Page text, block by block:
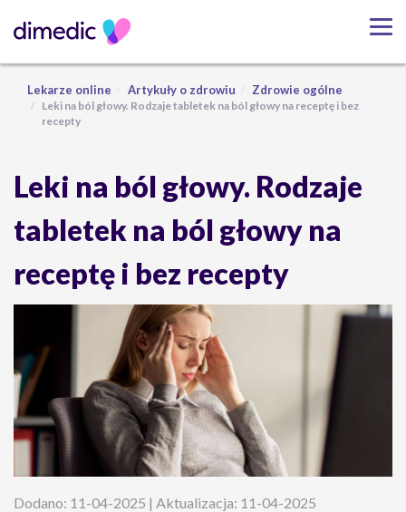
Lekarze online Artykuły o zdrowiu Zdrowie ogólne
Leki na ból głowy. Rodzaje tabletek na ból głowy na receptę i bez
recepty
Leki na ból głowy. Rodzaje
tabletek na ból głowy na
receptę i bez recepty
Dodano: 11-04-2025 | Aktualizacja: 11-04-2025